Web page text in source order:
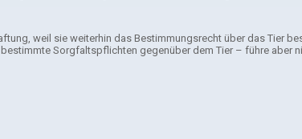
weil sie weiterhin das Bestimmungsrecht über das Tier
Sorgfaltspflichten gegenüber dem Tier – führe